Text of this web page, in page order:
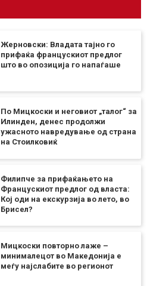
Жерновски: Владата тајно го
прифаќа францускиот предлог
што во опозиција го напаѓаше
По Мицкоски и неговиот „талог“ за
Илинден, денес продолжи
ужасното навредување од страна
на Стоилковиќ
Филипче за прифаќањето на
Францускиот предлог од власта:
Кој оди на екскурзија во лето, во
Брисел?
Мицкоски повторно лаже –
минималецот во Македонија е
меѓу најслабите во регионот